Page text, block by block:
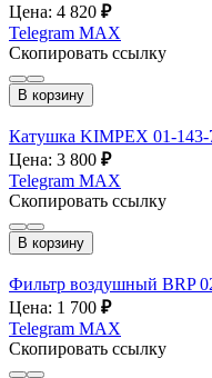
Цена: 4 820 ₽
Telegram MAX
Скопировать ссылку
В корзину
Катушка KIMPEX 01-143-
Цена: 3 800 ₽
Telegram MAX
Скопировать ссылку
В корзину
Фильтр воздушный BRP
Цена: 1 700 ₽
Telegram MAX
Скопировать ссылку